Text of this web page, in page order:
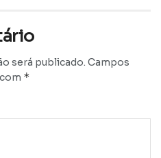
será publicado. Campos
*